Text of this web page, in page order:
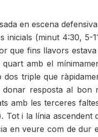
en escena
(minut 4:30, 5-
que fins llavors
amb el
triple que
donar resposta al bon
amb les terceres
Tot i la línia ascendent
en veure com de dur